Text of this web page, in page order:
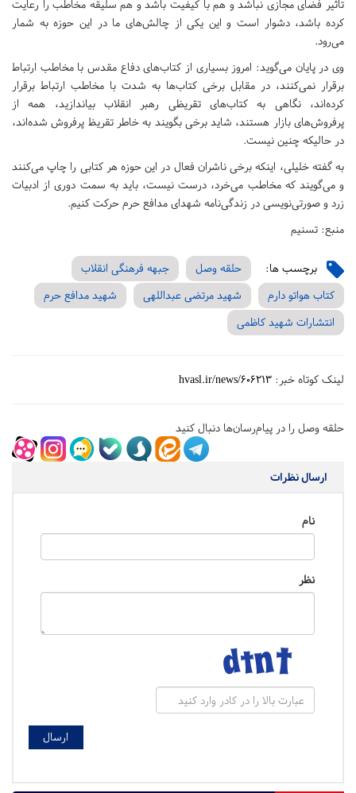
تاثیر فضای مجازی نباشد و هم با کیفیت باشد و هم سلیقه مخاطب را رعایت
کرده باشد‌، دشوار است و این یکی از چالش‌های ما در این حوزه به شمار
می‌رود.
وی در پایان می‌گوید: امروز بسیاری از کتاب‌های دفاع مقدس با مخاطب ارتباط
برقرار نمی‌کنند،‌ در مقابل برخی کتاب‌ها به شدت با مخاطب ارتباط برقرار
کرده‌اند،‌ نگاهی به کتاب‌های تقریظی رهبر انقلاب بیاندازید،‌ همه از
پرفروش‌های بازار هستند،‌ شاید برخی بگویند به خاطر تقریظ پرفروش شده‌اند‌،
در حالیکه چنین نیست.
به گفته خلیلی،‌ اینکه برخی ناشران فعال در این حوزه هر کتابی را چاپ می‌کنند
و می‌گویند که مخاطب می‌خرد،‌ درست نیست،‌ باید به سمت دوری از ادبیات
زرد و صورتی‌نویسی در زندگی‌نامه شهدای مدافع حرم حرکت کنیم.
منبع: تسنیم
برچسب ها: حلقه وصل
جبهه فرهنگی انقلاب
کتاب هواتو دارم
شهید مرتضی عبداللهی
شهید مدافع حرم
انتشارات شهید کاظمی
لینک کوتاه خبر: hvasl.ir/news/606213
حلقه وصل را در پیام‌رسان‌ها دنبال کنید
ارسال نظرات
نام
نظر